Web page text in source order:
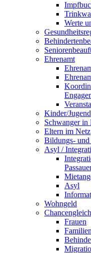
Werte
Ehrenamt
Kinder/Jugend
Schwanger in
Eltern im Netz
Bildungs- und
Asyl /
Asyl
Wohngeld
Frauen
Familien